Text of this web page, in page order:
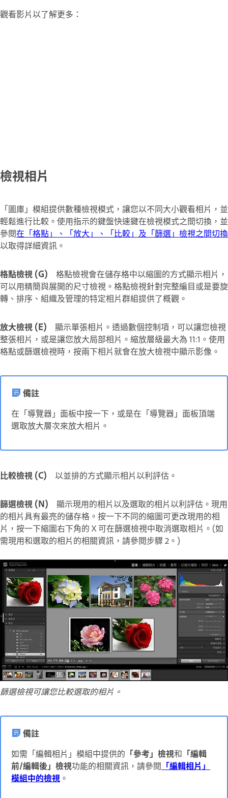
觀看影片以了解更多：
檢視相片
「圖庫」模組提供數種檢視模式，讓您以不同大小觀看相片，並
輕鬆進行比較。使用指示的鍵盤快速鍵在檢視模式之間切換，並
參閱在「格點」、「放大」、「比較」及「篩選」檢視之間切換
以取得詳細資訊。
格點檢視 (G)
格點檢視會在儲存格中以縮圖的方式顯示相片，
可以用精簡與展開的尺寸檢視。格點檢視針對完整編目或是要旋
轉、排序、組織及管理的特定相片群組提供了概觀。
放大檢視 (E)
顯示單張相片。透過數個控制項，可以讓您檢視
整張相片，或是讓您放大局部相片。縮放層級最大為 11:1。使用
格點或篩選檢視時，按兩下相片就會在放大檢視中顯示影像。
備註
在「導覽器」面板中按一下，或是在「導覽器」面板頂端
選取放大層次來放大相片。
比較檢視 (C) 以並排的方式顯示相片以利評估。
篩選檢視 (N)
顯示現用的相片以及選取的相片以利評估。現用
的相片具有最亮的儲存格。按一下不同的縮圖可更改現用的相
片，按一下縮圖右下角的 X 可在篩選檢視中取消選取相片。(如
需現用和選取的相片的相關資訊，請參閱步驟 2。)
篩選檢視可讓您比較選取的相片。
備註
如需「編輯相片」模組中提供的 「參考」檢視和 「編輯
前/編輯後」檢視功能的相關資訊，請參閱 「編輯相片」
模組中的檢視 。